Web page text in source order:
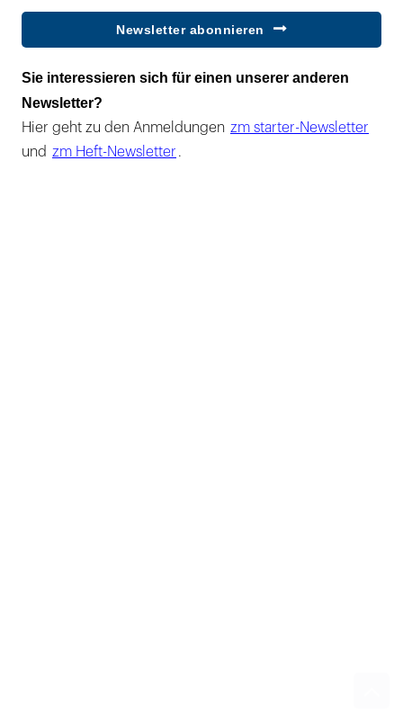
Newsletter abonnieren
Sie interessieren sich für einen unserer anderen
Newsletter?
Hier geht zu den Anmeldungen zm starter-Newsletter
und zm Heft-Newsletter .